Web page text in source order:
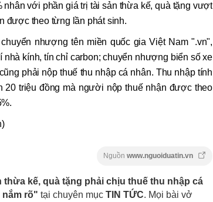
nhân với phần giá trị tài sản thừa kế, quà tặng vượt
được theo từng lần phát sinh.
nhượng tên miền quốc gia Việt Nam ".vn",
kính, tín chỉ carbon; chuyển nhượng biển số xe
phải nộp thuế thu nhập cá nhân. Thu nhập tính
triệu đồng mà người nộp thuế nhận được theo
Nguồn www.nguoiduatin.vn
thừa kế, quà tặng phải chịu thuế thu nhập cá
nắm rõ" tại chuyên mục TIN TỨC. Mọi bài vở